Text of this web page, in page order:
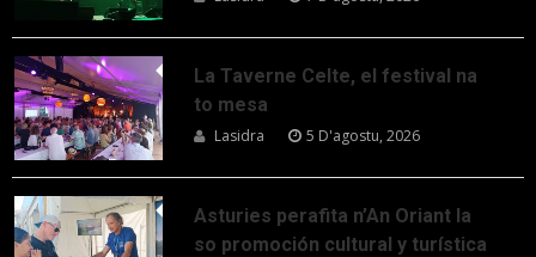
La Taverne Celte, el festival na
to mesa
Lasidra 5 D'agostu, 2026
Asturies perafita n’An Oriant la
so promoción cultural y turística